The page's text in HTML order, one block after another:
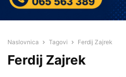
Naslovnica Tagovi Ferdij Zajrek
Ferdij Zajrek